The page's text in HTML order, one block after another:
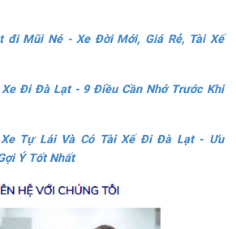
đi Mũi Né - Xe Đời Mới, Giá Rẻ, Tài Xế
Đi Đà Lạt - 9 Điều Cần Nhớ Trước Khi
Xe Tự Lái Và Có Tài Xế Đi Đà Lạt - Ưu
Ý Tốt Nhất